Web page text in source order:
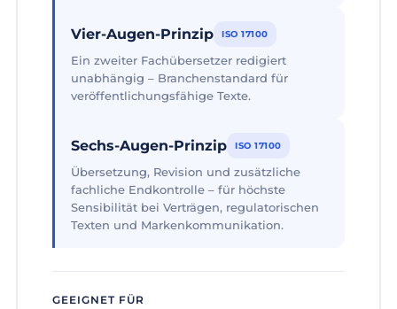
Vier-Augen-Prinzip ISO 17100
Ein zweiter Fachübersetzer redigiert
unabhängig – Branchenstandard für
veröffentlichungsfähige Texte.
Sechs-Augen-Prinzip ISO 17100
Übersetzung, Revision und zusätzliche
fachliche Endkontrolle – für höchste
Sensibilität bei Verträgen, regulatorischen
Texten und Markenkommunikation.
GEEIGNET FÜR